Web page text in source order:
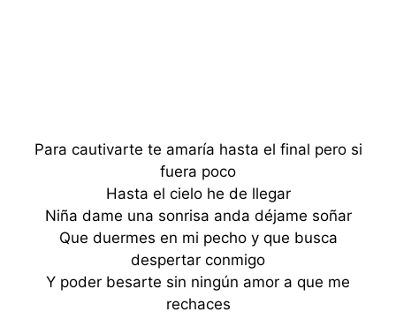
Para cautivarte te amaría hasta el final pero si
fuera poco
Hasta el cielo he de llegar
Niña dame una sonrisa anda déjame soñar
Que duermes en mi pecho y que busca
despertar conmigo
Y poder besarte sin ningún amor a que me
rechaces